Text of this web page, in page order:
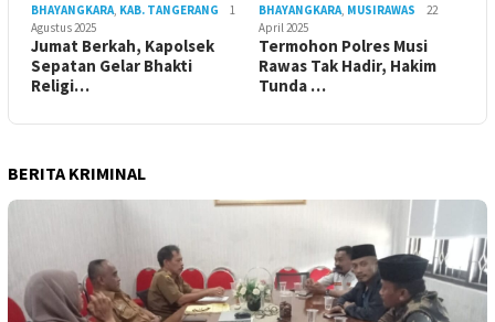
BHAYANGKARA KAB. TANGERANG
1
Agustus 2025
Jumat Berkah, Kapolsek
Sepatan Gelar Bhakti
Religi…
BHAYANGKARA MUSIRAWAS
22
April 2025
Termohon Polres Musi
Rawas Tak Hadir, Hakim
Tunda …
BERITA KRIMINAL